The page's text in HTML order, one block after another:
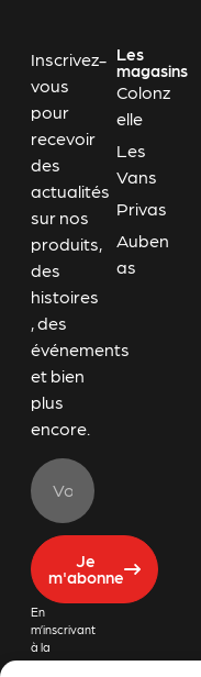
Inscrivez-
vous
pour
recevoir
des
actualités
sur nos
produits,
des
histoires
, des
événements
et bien
plus
encore.
Je
m'abonne
En
m’inscrivant
à la
newsletter
Les
magasins
Colonz
elle
Les
Vans
Privas
Auben
as